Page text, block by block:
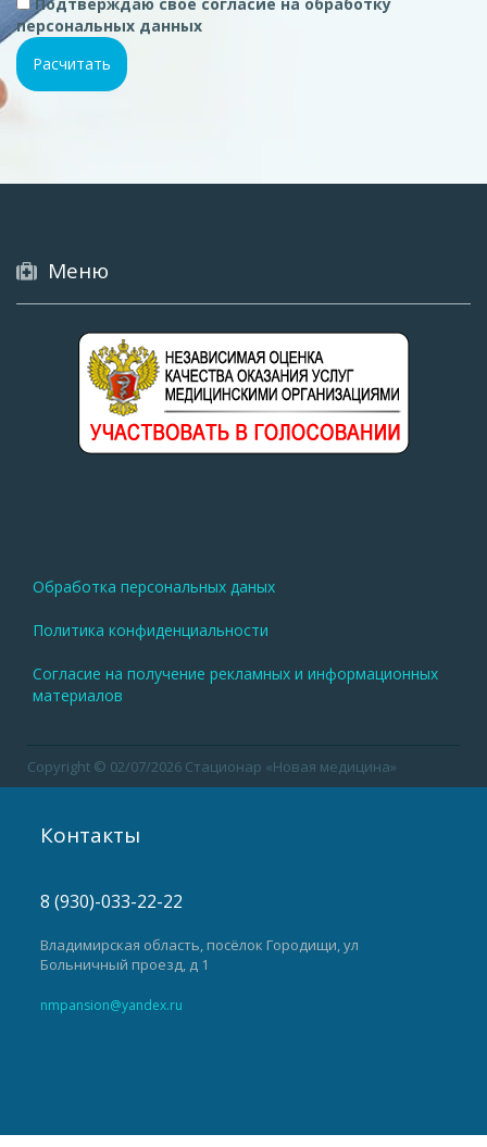
персональных данных
Меню
Меню
колонтитула
Обработка персональных даных
Политика конфиденциальности
Согласие на получение рекламных и информационных
материалов
Copyright © 02/07/2026 Стационар «Новая медицина»
Контакты
8 (930)-033-22-22
Владимирская область, посёлок Городищи, ул
Больничный проезд, д 1
nmpansion@yandex.ru